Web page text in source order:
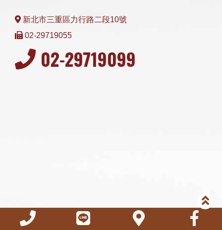
新北市三重區力行路二段10號
02-29719055
02-29719099